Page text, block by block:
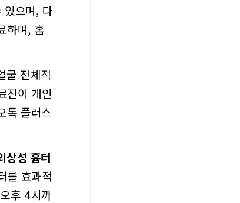
있으며, 다
하며, 홈
굴 전체적
진이 개인
톡 플러스
상성 흉터
를 효과적
후 4시까